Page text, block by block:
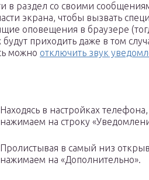
в раздел со своими
экрана, чтобы вызвать
оповещения в браузере
приходить даже в том
можно отключить звук
Находясь в настройках
нажимаем на строку
Пролистывая в самый низ
нажимаем на «Дополнительно».